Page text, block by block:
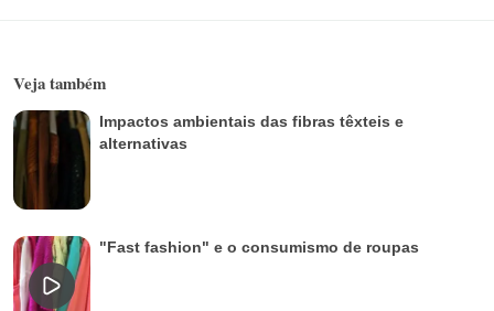
Veja também
Impactos ambientais das fibras têxteis e
alternativas
"Fast fashion" e o consumismo de roupas